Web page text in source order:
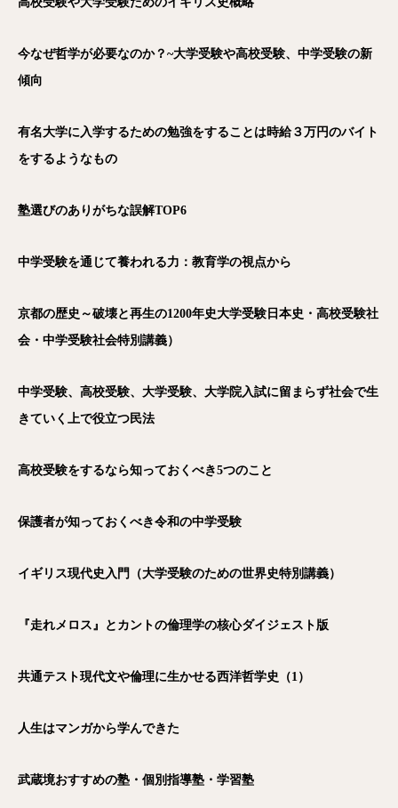
今なぜ哲学が必要なのか？~大学受験や高校受験、中学受験の新
傾向
有名大学に入学するための勉強をすることは時給３万円のバイト
をするようなもの
塾選びのありがちな誤解TOP6
中学受験を通じて養われる力：教育学の視点から
京都の歴史～破壊と再生の1200年史大学受験日本史・高校受験社
会・中学受験社会特別講義）
中学受験、高校受験、大学受験、大学院入試に留まらず社会で生
きていく上で役立つ民法
高校受験をするなら知っておくべき5つのこと
保護者が知っておくべき令和の中学受験
イギリス現代史入門（大学受験のための世界史特別講義）
『走れメロス』とカントの倫理学の核心ダイジェスト版
共通テスト現代文や倫理に生かせる西洋哲学史（1）
人生はマンガから学んできた
武蔵境おすすめの塾・個別指導塾・学習塾